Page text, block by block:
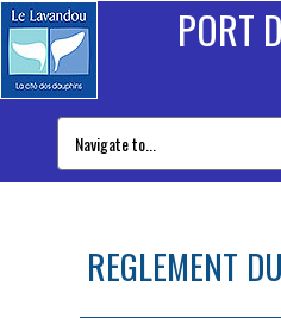
PORT
REGLEMENT